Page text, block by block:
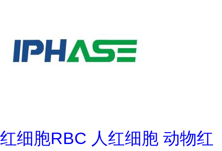
红细胞RBC 人红细胞 动物红